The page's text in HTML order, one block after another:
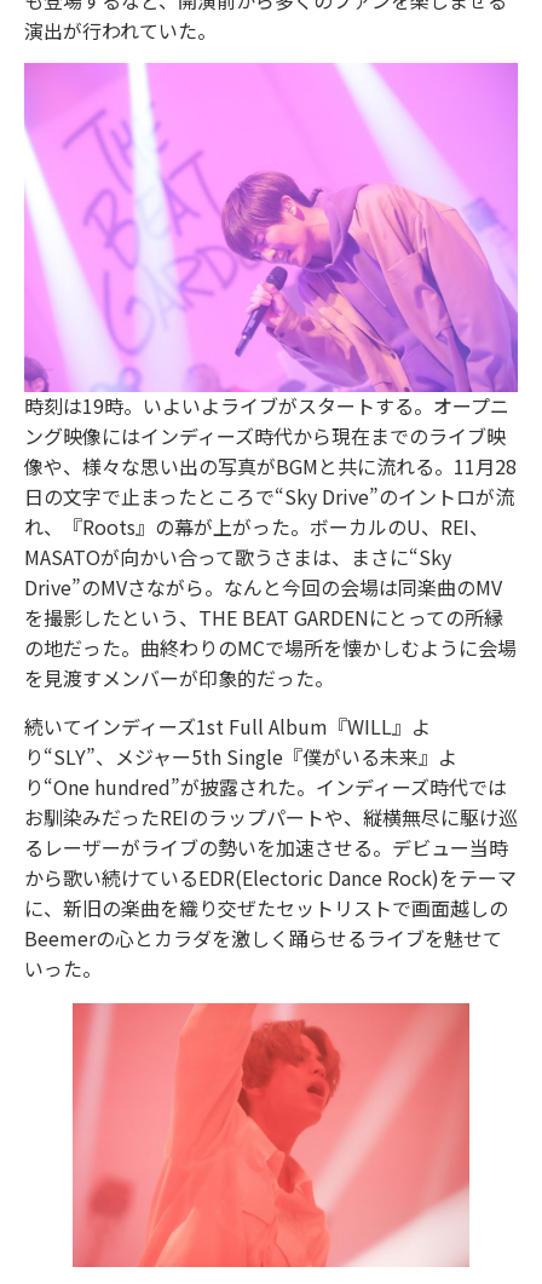
演出が行われていた。
時刻は19時。いよいよライブがスタートする。オープニ
ング映像にはインディーズ時代から現在までのライブ映
像や、様々な思い出の写真がBGMと共に流れる。11月28
日の文字で止まったところで“Sky Drive”のイントロが流
れ、『Roots』の幕が上がった。ボーカルのU、REI、
MASATOが向かい合って歌うさまは、まさに“Sky
Drive”のMVさながら。なんと今回の会場は同楽曲のMV
を撮影したという、THE BEAT GARDENにとっての所縁
の地だった。曲終わりのMCで場所を懐かしむように会場
を見渡すメンバーが印象的だった。
続いてインディーズ1st Full Album『WILL』よ
り“SLY”、メジャー5th Single『僕がいる未来』よ
り“One hundred”が披露された。インディーズ時代では
お馴染みだったREIのラップパートや、縦横無尽に駆け巡
るレーザーがライブの勢いを加速させる。デビュー当時
から歌い続けているEDR(Electoric Dance Rock)をテーマ
に、新旧の楽曲を織り交ぜたセットリストで画面越しの
Beemerの心とカラダを激しく踊らせるライブを魅せて
いった。